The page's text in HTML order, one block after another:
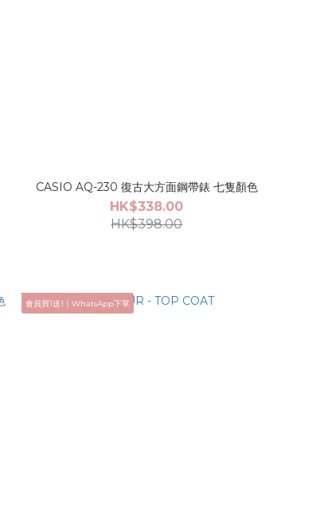
CASIO AQ-230 復古大方面鋼帶錶 七隻顏色
HK$338.00
HK$398.00
會員買1送1｜WhatsApp下單